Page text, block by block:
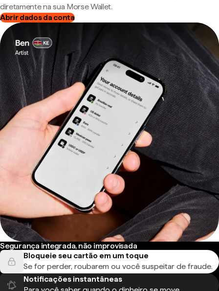
diretamente na sua Morse Wallet.
Abrir dados da conta
Segurança integrada, não improvisada
Bloqueie seu cartão em um toque
Se for perder, roubarem ou você suspeitar de fraude.
Notificações instantâneas